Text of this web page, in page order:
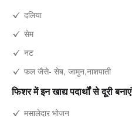
दलिया
सेम
नट
फल जैसे- सेब, जामुन,नाशपाती
फिशर में इन खाद्य पदार्थों से दूरी बनाएं
मसालेदार भोजन